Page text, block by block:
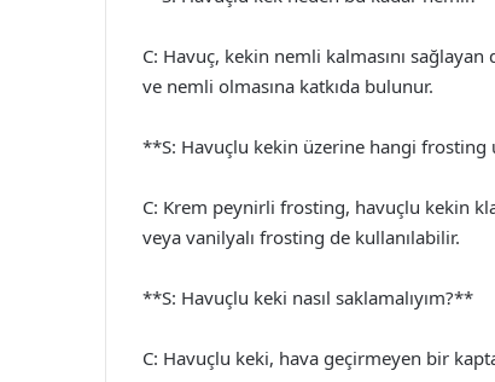
C: Havuç, kekin nemli kalmasını
ve nemli olmasına katkıda bulunur.
**S: Havuçlu kekin üzerine hangi
C: Krem peynirli frosting, havuçlu kekin
veya vanilyalı frosting de kullanılabilir.
**S: Havuçlu keki nasıl saklamalıyım?**
C: Havuçlu keki, hava geçirmeyen bir